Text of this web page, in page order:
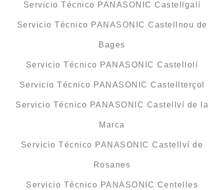
Servicio Técnico PANASONIC Castellgalí
Servicio Técnico PANASONIC Castellnou de
Bages
Servicio Técnico PANASONIC Castellolí
Servicio Técnico PANASONIC Castellterçol
Servicio Técnico PANASONIC Castellví de la
Marca
Servicio Técnico PANASONIC Castellví de
Rosanes
Servicio Técnico PANASONIC Centelles